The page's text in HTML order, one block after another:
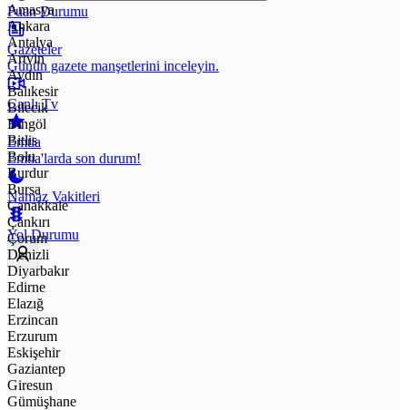
Puan Durumu
Gazeteler
Günün gazete manşetlerini inceleyin.
Canlı Tv
Emtia
Emtia'larda son durum!
Namaz Vakitleri
Yol Durumu
Amasya
Ankara
Antalya
Artvin
Aydın
Balıkesir
Bilecik
Bingöl
Bitlis
Bolu
Burdur
Bursa
Çanakkale
Çankırı
Çorum
Denizli
Diyarbakır
Edirne
Elazığ
Erzincan
Erzurum
Eskişehir
Gaziantep
Giresun
Gümüşhane